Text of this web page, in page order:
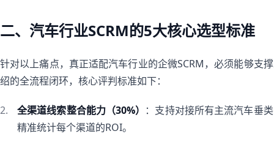
二、汽车行业SCRM的5大核心选型标准
针对以上痛点，真正适配汽车行业的企微SCRM，必须能够支
绍的全流程闭环，核心评判标准如下：
全渠道线索整合能力（30%） ：支持对接所有主流汽车垂
精准统计每个渠道的ROI。